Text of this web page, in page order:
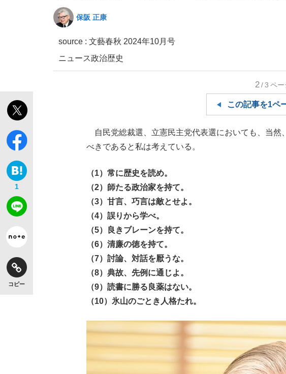
the Style
保阪 正康
source : 文藝春秋 2024年10月号
ニュース政治歴史
1
コピー
2/3 ペー
この記事を1ペ
自民党総裁選、立憲民主党代表選においても、当然
べきであると私は考えている。
（1）常に歴史を読め。
（2）師たる政治家を持て。
（3）甘言、巧言は敵とせよ。
（4）誤りから学べ。
（5）良きブレーンを持て。
（6）清廉の徳を持て。
（7）討論、対話を厭うな。
（8）典故、先例に通じよ。
（9）読書に勝る良薬はない。
（10）氷山のごとき人格たれ。